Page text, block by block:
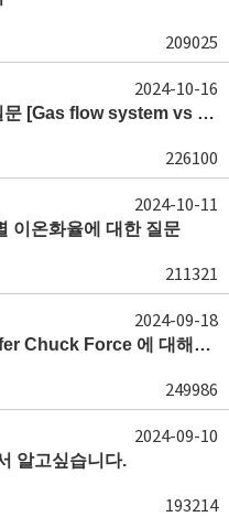
209025
Wafer 영역별 E/R 차이에 대한 질문 [Gas flow system vs E/R]
226100
2024-10-16
이온화율에 대한 질문
211321
2024-10-11
ESC 사용 공정에서 Dummy Wafer Chuck Force 에 대해서 궁급합니다
249986
2024-09-18
알고싶습니다.
193214
2024-09-10